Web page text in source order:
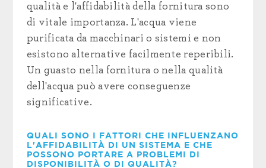
qualità e l'affidabilità della fornitura sono
di vitale importanza. L'acqua viene
purificata da macchinari o sistemi e non
esistono alternative facilmente reperibili.
Un guasto nella fornitura o nella qualità
dell'acqua può avere conseguenze
significative.
QUALI SONO I FATTORI CHE INFLUENZANO
L'AFFIDABILITÀ DI UN SISTEMA E CHE
POSSONO PORTARE A PROBLEMI DI
DISPONIBILITÀ O DI QUALITÀ?